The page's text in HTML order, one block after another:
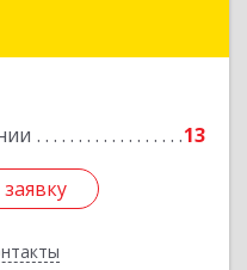
13
Подробнее